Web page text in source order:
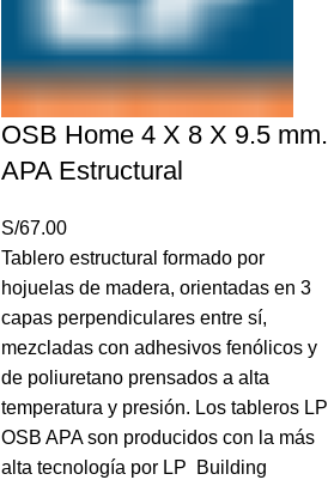
OSB Home 4 X 8 X 9.5 mm.
APA Estructural
S/67.00
Tablero estructural formado por
hojuelas de madera, orientadas en 3
capas perpendiculares entre sí,
mezcladas con adhesivos fenólicos y
de poliuretano prensados a alta
temperatura y presión. Los tableros LP
OSB APA son producidos con la más
alta tecnología por LP Building